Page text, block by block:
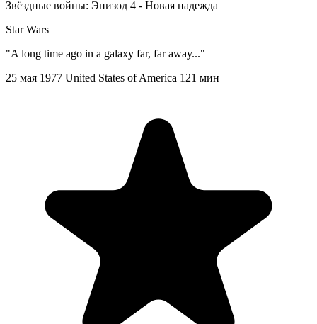
Звёздные войны: Эпизод 4 - Новая надежда
Star Wars
"A long time ago in a galaxy far, far away..."
25 мая 1977 United States of America 121 мин